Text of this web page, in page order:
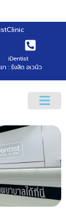
iDentist
า : รังสิต อเวนิว